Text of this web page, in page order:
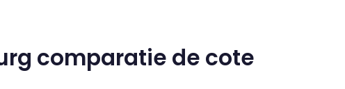
comparatie de cote